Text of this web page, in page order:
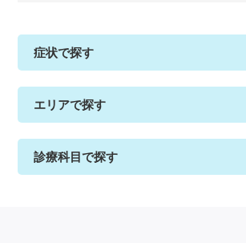
症状で探す
エリアで探す
診療科目で探す